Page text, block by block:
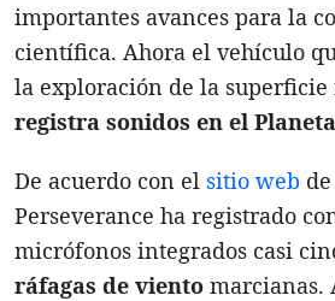
importantes avances para la
científica. Ahora el vehículo
la exploración de la
registra sonidos en el
De acuerdo con el sitio web
Perseverance ha registrado
micrófonos integrados casi
ráfagas de viento marcianas.